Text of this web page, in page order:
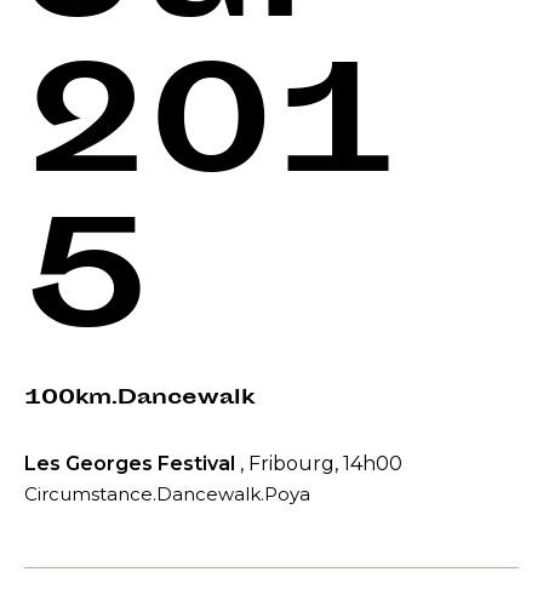
201
5
100km.Dancewalk
Les Georges Festival , Fribourg, 14h00
Circumstance.Dancewalk.Poya